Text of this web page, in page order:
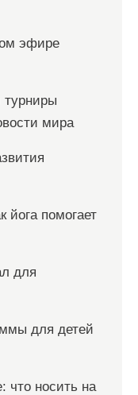
эфире
мира
йога помогает
для
для детей
что носить на